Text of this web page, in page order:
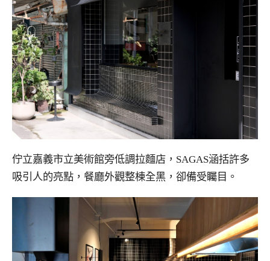
佇立嘉義市立美術館旁低調拉麵店，SAGAS涵括許多
吸引人的亮點，餐廳外觀整棟全黑，卻備受矚目。